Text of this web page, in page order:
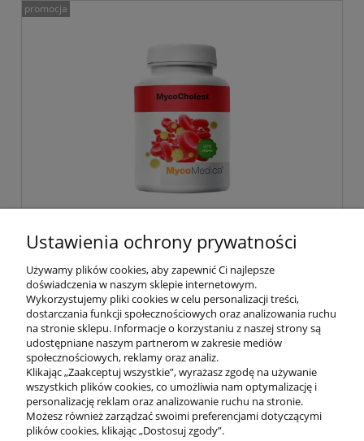
optymalnym składzie MycoMedica 120
kapsułek
41,50 zł 83,00 zł
do koszyka
promocja
POMOC
INFORMACJE
Ustawienia ochrony prywatności
Używamy plików cookies, aby zapewnić Ci najlepsze
doświadczenia w naszym sklepie internetowym.
Wykorzystujemy pliki cookies w celu personalizacji treści,
dostarczania funkcji społecznościowych oraz analizowania ruchu
na stronie sklepu. Informacje o korzystaniu z naszej strony są
udostępniane naszym partnerom w zakresie mediów
społecznościowych, reklamy oraz analiz.
Klikając „Zaakceptuj wszystkie”, wyrażasz zgodę na używanie
wszystkich plików cookies, co umożliwia nam optymalizację i
personalizację reklam oraz analizowanie ruchu na stronie.
Możesz również zarządzać swoimi preferencjami dotyczącymi
plików cookies, klikając „Dostosuj zgody”.